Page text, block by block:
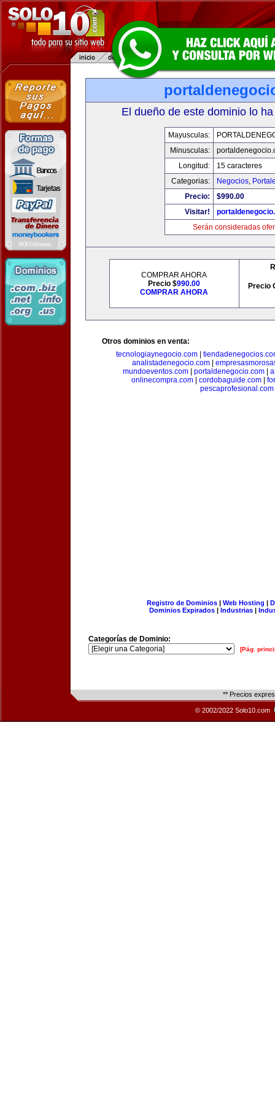
El dueño de este dominio lo
Mayusculas:
Minusculas:
Longitud:
15 caracteres
Categorias:
Negocios,
Precio:
$990.00
Visitar!
Serán consideradas
COMPRAR AHORA
Precio $990.00
COMPRAR AHORA
Precio
Otros dominios en venta:
tecnologiaynegocio.com
analistadenegocio.com
mundoeventos.com| portaldenegocio.com|
onlinecompra.com| cordobaguide.com|
pescaprofesional.com
Registro de Dominios| Web Hosting |
Dominios Expirados | Industrias |
Categorías de Dominio:
[Pág.
** Precios
© 2002/2022 Solo10.com